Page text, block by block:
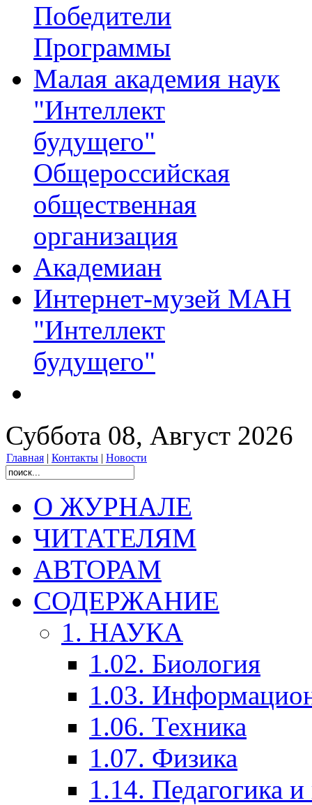
Победители
Программы
Малая академия наук
"Интеллект
будущего"
Общероссийская
общественная
организация
Академиан
Интернет-музей МАН
"Интеллект
будущего"
Суббота 08, Август 2026
Главная | Контакты | Новости
О ЖУРНАЛЕ
ЧИТАТЕЛЯМ
АВТОРАМ
СОДЕРЖАНИЕ
1. НАУКА
1.02. Биология
1.03.
1.06. Техника
1.07. Физика
1.14. Педагогика